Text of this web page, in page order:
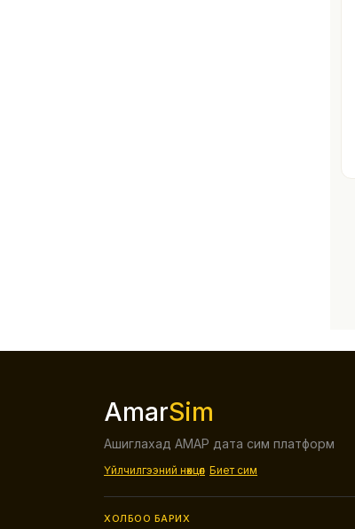
AmarSim
Ашиглахад АМАР дата сим платформ
Үйлчилгээний нөхцөл Биет сим
ХОЛБОО БАРИХ